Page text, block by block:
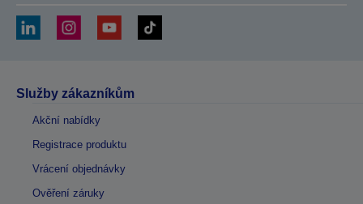
Služby zákazníkům
Akční nabídky
Registrace produktu
Vrácení objednávky
Ověření záruky